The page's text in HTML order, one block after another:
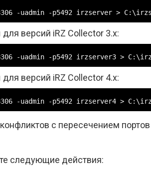
-uadmin -p5492 irzserver >
версий iRZ Collector 3.х:
-uadmin -p5492 irzserver3 >
версий iRZ Collector 4.х:
-uadmin -p5492 irzserver4 >
с пересечением
следующие действия: